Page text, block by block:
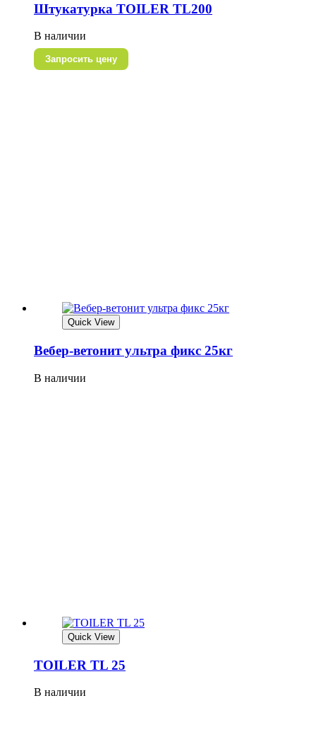
Штукатурка TOILER TL200
В наличии
Запросить цену
Quick View
Вебер-ветонит ультра фикс 25кг
В наличии
Quick View
TOILER TL 25
В наличии